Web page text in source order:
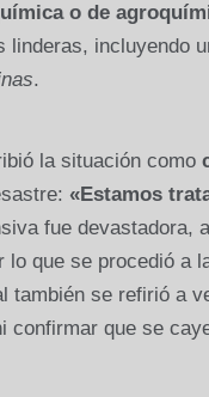
o de
incluyendo
.
la situación como
«Estamos
fue devastadora,
lo que se procedió a
también se refirió a
confirmar que se